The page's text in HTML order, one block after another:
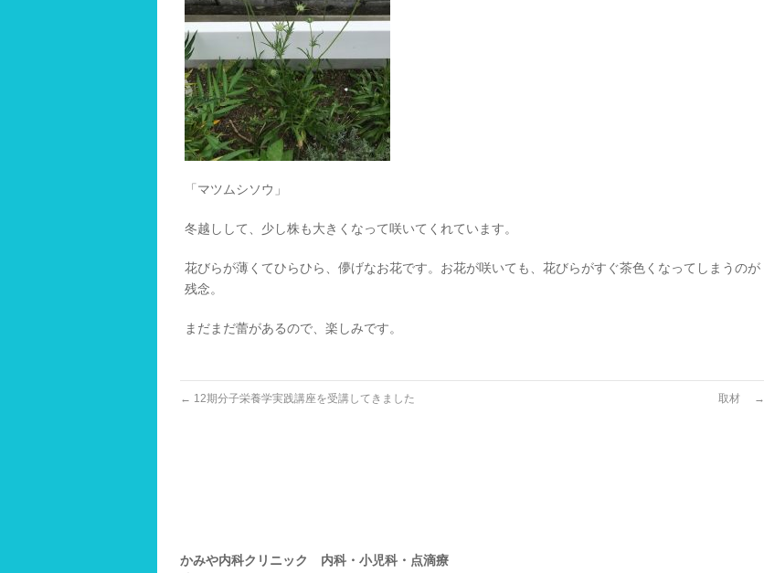
「マツムシソウ」
冬越しして、少し株も大きくなって咲いてくれています。
花びらが薄くてひらひら、儚げなお花です。お花が咲いても、花びらがすぐ茶色くなってしまうのが
残念。
まだまだ蕾があるので、楽しみです。
← 12期分子栄養学実践講座を受講してきました 取材 →
かみや内科クリニック 内科・小児科・点滴療